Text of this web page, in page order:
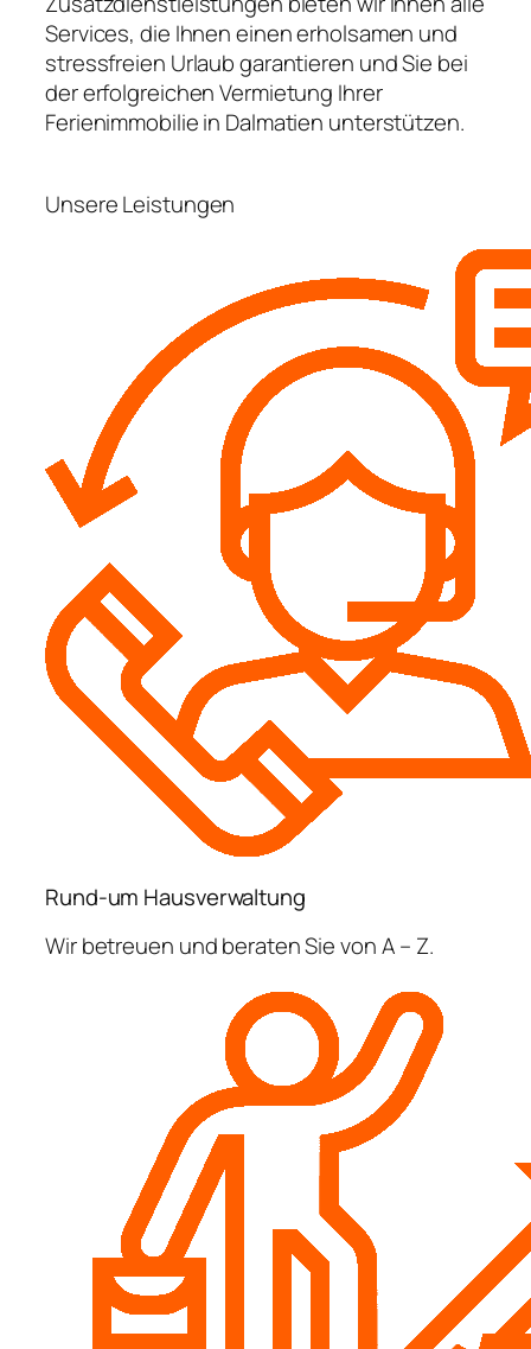
Services, die Ihnen einen erholsamen und
stressfreien Urlaub garantieren und Sie bei
der erfolgreichen Vermietung Ihrer
Ferienimmobilie in Dalmatien unterstützen.
Unsere Leistungen
Rund-um Hausverwaltung
Wir betreuen und beraten Sie von A – Z.